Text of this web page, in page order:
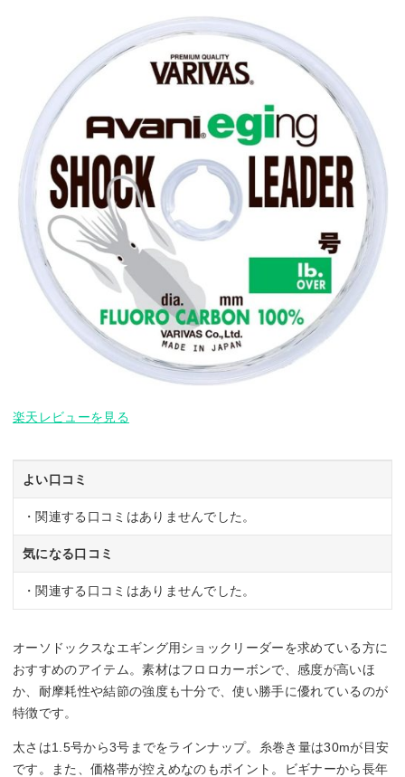
楽天レビューを見る
よい口コミ
・関連する口コミはありませんでした。
気になる口コミ
・関連する口コミはありませんでした。
オーソドックスなエギング用ショックリーダーを求めている方に
おすすめのアイテム。素材はフロロカーボンで、感度が高いほ
か、耐摩耗性や結節の強度も十分で、使い勝手に優れているのが
特徴です。
太さは1.5号から3号までをラインナップ。糸巻き量は30mが目安
です。また、価格帯が控えめなのもポイント。ビギナーから長年